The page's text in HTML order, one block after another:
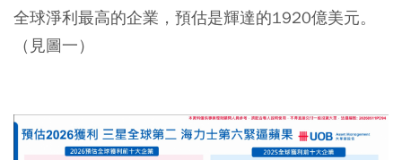
全球淨利最高的企業，預估是輝達的1920億美元。
（見圖一）